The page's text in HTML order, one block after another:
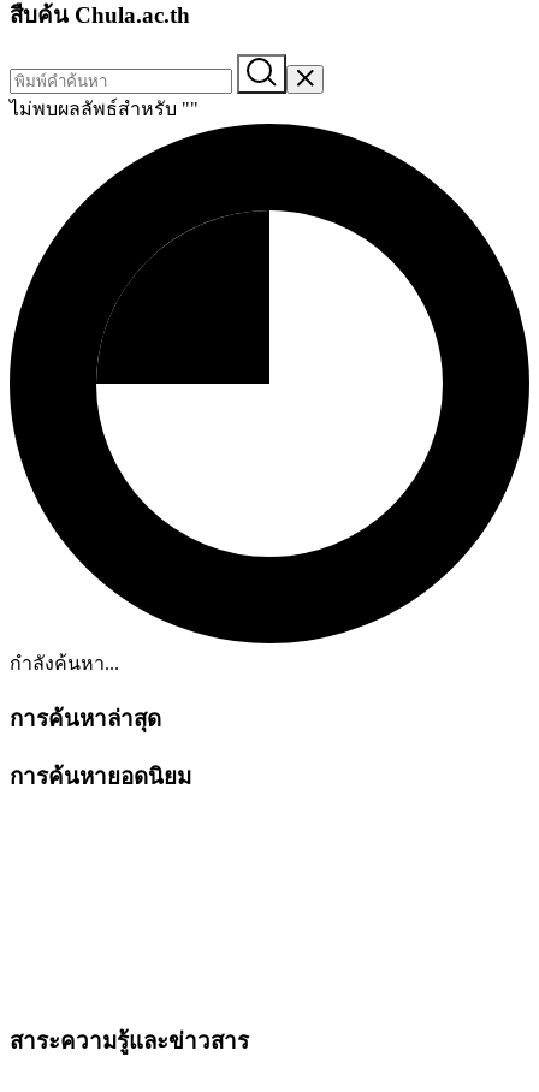
สืบค้น Chula.ac.th
ไม่พบผลลัพธ์สำหรับ ""
กำลังค้นหา...
การค้นหาล่าสุด
การค้นหายอดนิยม
สาระความรู้และข่าวสาร